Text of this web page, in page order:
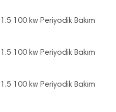
100 kw Periyodik Bakım
100 kw Periyodik Bakım
100 kw Periyodik Bakım